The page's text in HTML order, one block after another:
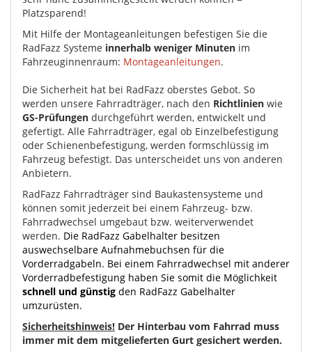
Platzsparend!
Mit Hilfe der Montageanleitungen befestigen Sie die
RadFazz Systeme innerhalb weniger Minuten im
Fahrzeuginnenraum: Montageanleitungen.
Die Sicherheit hat bei RadFazz oberstes Gebot. So
werden unsere Fahrradträger, nach den Richtlinien wie
GS-Prüfungen durchgeführt werden, entwickelt und
gefertigt. Alle Fahrradträger, egal ob Einzelbefestigung
oder Schienenbefestigung, werden formschlüssig im
Fahrzeug befestigt. Das unterscheidet uns von anderen
Anbietern.
RadFazz Fahrradträger sind Baukastensysteme und
können somit jederzeit bei einem Fahrzeug- bzw.
Fahrradwechsel umgebaut bzw. weiterverwendet
werden. Die RadFazz Gabelhalter besitzen
auswechselbare Aufnahmebuchsen für die
Vorderradgabeln. Bei einem Fahrradwechsel mit anderer
Vorderradbefestigung haben Sie somit die Möglichkeit
schnell und günstig den RadFazz Gabelhalter
umzurüsten.
Sicherheitshinweis! Der Hinterbau vom Fahrrad muss
immer mit dem mitgelieferten Gurt gesichert werden.